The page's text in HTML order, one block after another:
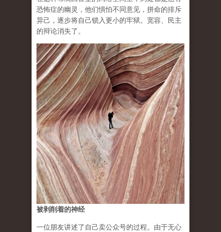
恐怖症的幽灵，他们惧怕不同意见，拼命的排斥
异己，逐步将自己锁入更小的牢狱。宽容、民主
的辩论消失了。
被剥削着的神经
一位朋友讲述了自己卖公众号的过程。由于无心